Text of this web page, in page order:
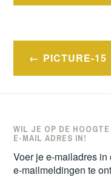
Bericht
navigatie
PICTURE-15
WIL JE OP DE
E-MAIL ADRES IN!
Voer je e-mailadres
e-mailmeldingen te